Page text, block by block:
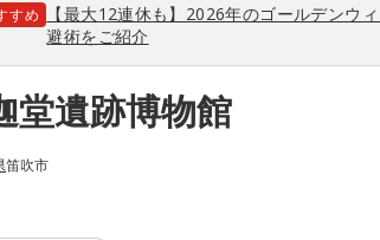
すめ
【最大12連休も】2026年のゴールデンウ
避術をご紹介
堂遺跡博物館
笛吹市